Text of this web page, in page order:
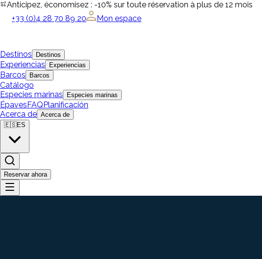
Anticipez, économisez : -10% sur toute réservation à plus de 12 mois
+33 (0)4 28 70 89 20
Mon espace
Destinos Destinos
Experiencias Experiencias
Barcos Barcos
Catálogo
Especies marinas
Especies marinas
ÉpavesFAQPlanificación
Acerca de Acerca de
🇪🇸ES
Reservar ahora